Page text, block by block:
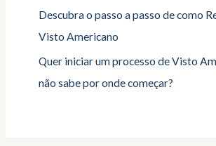
Descubra o passo a passo de como
Visto Americano
Quer iniciar um processo de Visto
não sabe por onde começar?